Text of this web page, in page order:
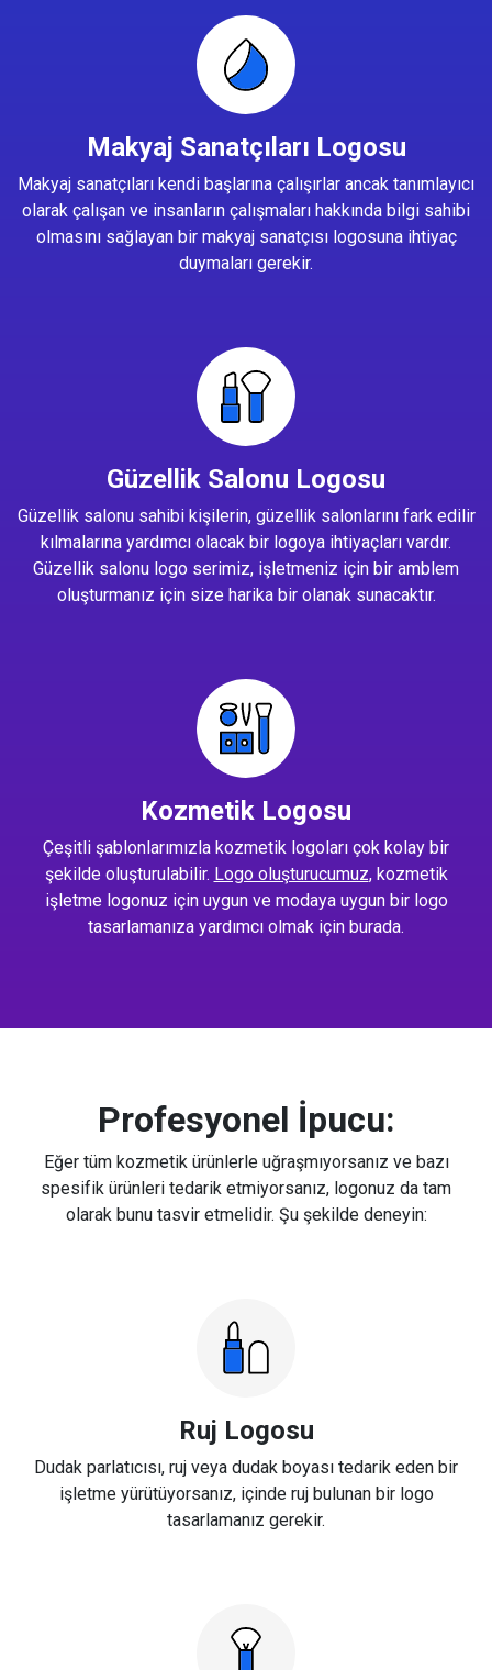
Makyaj Sanatçıları Logosu
Makyaj sanatçıları kendi başlarına çalışırlar ancak tanımlayıcı
olarak çalışan ve insanların çalışmaları hakkında bilgi sahibi
olmasını sağlayan bir makyaj sanatçısı logosuna ihtiyaç
duymaları gerekir.
Güzellik Salonu Logosu
Güzellik salonu sahibi kişilerin, güzellik salonlarını fark edilir
kılmalarına yardımcı olacak bir logoya ihtiyaçları vardır.
Güzellik salonu logo serimiz, işletmeniz için bir amblem
oluşturmanız için size harika bir olanak sunacaktır.
Kozmetik Logosu
Çeşitli şablonlarımızla kozmetik logoları çok kolay bir
şekilde oluşturulabilir. Logo oluşturucumuz, kozmetik
işletme logonuz için uygun ve modaya uygun bir logo
tasarlamanıza yardımcı olmak için burada.
Profesyonel İpucu:
Eğer tüm kozmetik ürünlerle uğraşmıyorsanız ve bazı
spesifik ürünleri tedarik etmiyorsanız, logonuz da tam
olarak bunu tasvir etmelidir. Şu şekilde deneyin:
Ruj Logosu
Dudak parlatıcısı, ruj veya dudak boyası tedarik eden bir
işletme yürütüyorsanız, içinde ruj bulunan bir logo
tasarlamanız gerekir.